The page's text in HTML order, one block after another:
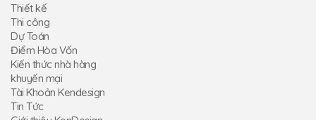
Thiết kế
Thi công
Dự Toán
Điểm Hòa Vốn
Kiến thức nhà hàng
khuyến mại
Tài Khoản Kendesign
Tin Tức